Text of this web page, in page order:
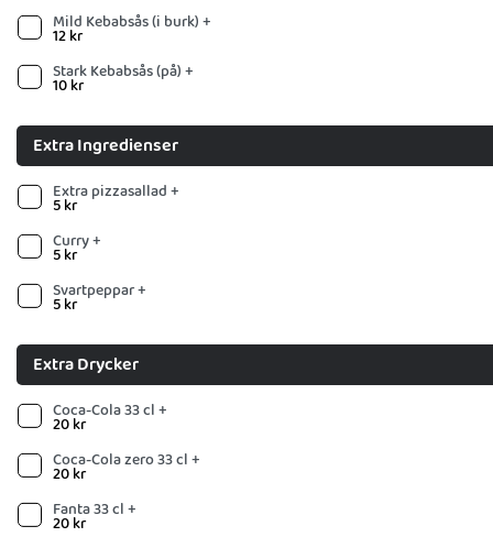
Mild Kebabsås (i burk) +
12kr
Stark Kebabsås (på) +
10kr
Extra Ingredienser
Extra pizzasallad +
5kr
Curry +
5kr
Svartpeppar +
5kr
Extra Drycker
Coca-Cola 33 cl +
20kr
Coca-Cola zero 33 cl +
20kr
Fanta 33 cl +
20kr